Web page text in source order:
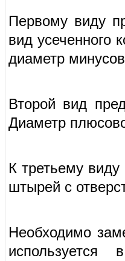
Первому виду
вид
диаметр
Второй вид
Диаметр
К третьему
штырей с
Необходимо